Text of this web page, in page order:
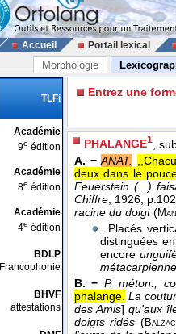
Accueil Portail lexical
Morphologie
TLFi
Académie
9e édition
Académie
8e édition
Académie
4e édition
BDLP
Francophonie
BHVF
attestations
Entrez une
PHALANGE1 ,
A. − ANAT.
deux dans le
Feuerstein (...)
Chiffre, 1926,
racine du doigt(
. Placés
distinguées
encore
B. − P. méton.,
phalange. La
des Amis] qu'aux
doigts ridés (Balzac